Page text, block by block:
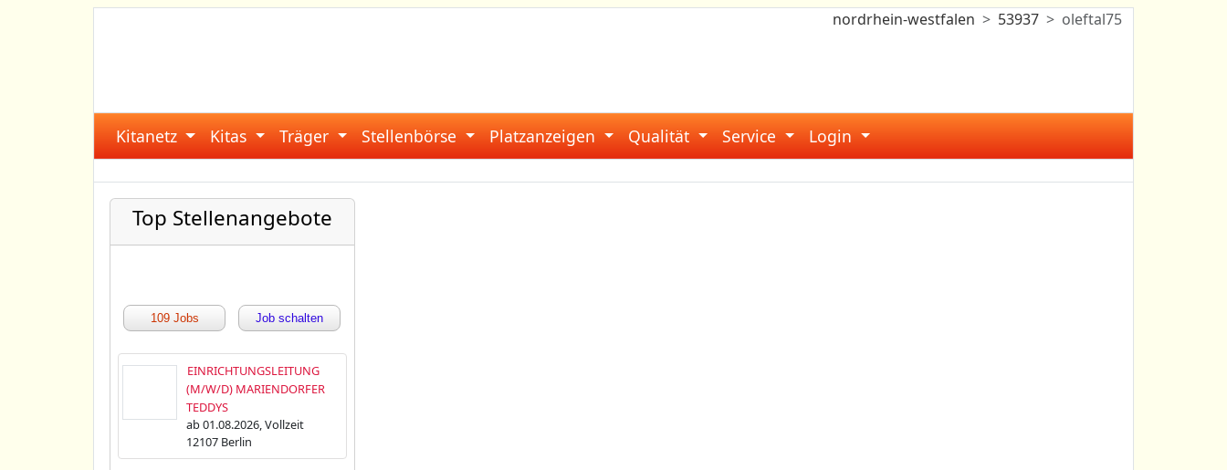
nordrhein-westfalen 53937 oleftal75
Kitanetz Kitas Träger Stellenbörse Platzanzeigen Qualität Service Login
Top Stellenangebote
109 Jobs Job schalten
EINRICHTUNGSLEITUNG
(M/W/D) MARIENDORFER
TEDDYS
ab 01.08.2026, Vollzeit
12107 Berlin